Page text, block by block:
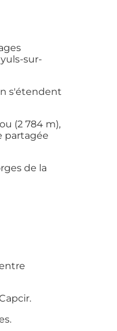
sur-
s'étendent
(2 784 m),
partagée
de la